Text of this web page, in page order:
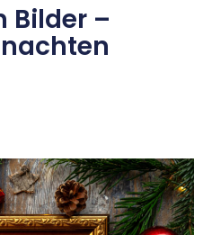
Bilder –